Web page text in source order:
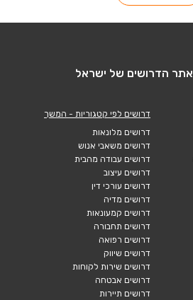
דרושים לפי קטגוריות - המשך
דרושים מלונאות
דרושים משאבי אנוש
דרושים עבודה מהבית
דרושים עיצוב
דרושים עורכי דין
דרושים מדיה
דרושים קמעונאות
דרושים תחבורה
דרושים רפואה
דרושים שיווק
דרושים שירות לקוחות
דרושים אבטחה
דרושים תיירות